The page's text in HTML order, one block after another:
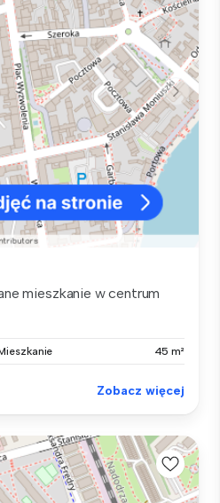
mieszkanie w centrum
45 m²
Zobacz więcej